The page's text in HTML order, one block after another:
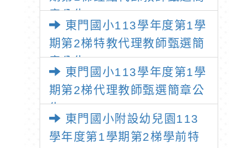
章公告
東門國小113學年度第1學
期第2梯特教代理教師甄選簡
章公告
東門國小113學年度第1學
期第2梯代理教師甄選簡章公
告
東門國小附設幼兒園113
學年度第1學期第2梯學前特